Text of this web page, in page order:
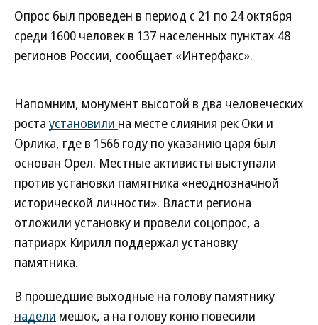
Опрос был проведен в период с 21 по 24 октября
среди 1600 человек в 137 населенных пунктах 48
регионов России, сообщает «Интерфакс».
Напомним, монумент высотой в два человеческих
роста установили на месте слияния рек Оки и
Орлика, где в 1566 году по указанию царя был
основан Орел. Местные активисты выступали
против установки памятника «неоднозначной
исторической личности». Власти региона
отложили установку и провели соцопрос, а
патриарх Кирилл поддержал установку
памятника.
В прошедшие выходные на голову памятнику
надели мешок, а на голову коню повесили